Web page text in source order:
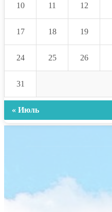
10 11 12
17 18 19
24 25 26
31
« Июль